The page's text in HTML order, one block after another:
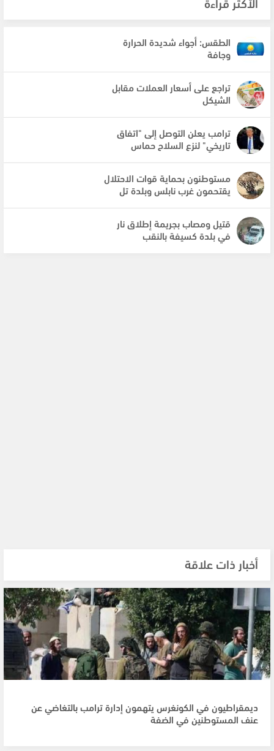
الطقس: أجواء شديدة الحرارة
وجافة
تراجع على أسعار العملات مقابل
الشيكل
ترامب يعلن التوصل إلى "اتفاق
تاريخي" لنزع السلاح حماس
مستوطنون بحماية قوات الاحتلال
يقتحمون غرب نابلس وبلدة تل
قتيل ومصاب بجريمة إطلاق نار
في بلدة كسيفة بالنقب
أخبار ذات علاقة
ديمقراطيون في الكونغرس يتهمون إدارة ترامب بالتغاضي عن
عنف المستوطنين في الضفة